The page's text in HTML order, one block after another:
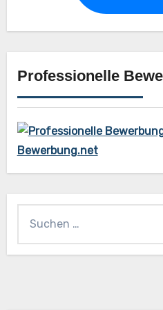
Professionelle
nach: